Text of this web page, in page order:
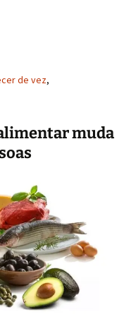
de vez,
muda